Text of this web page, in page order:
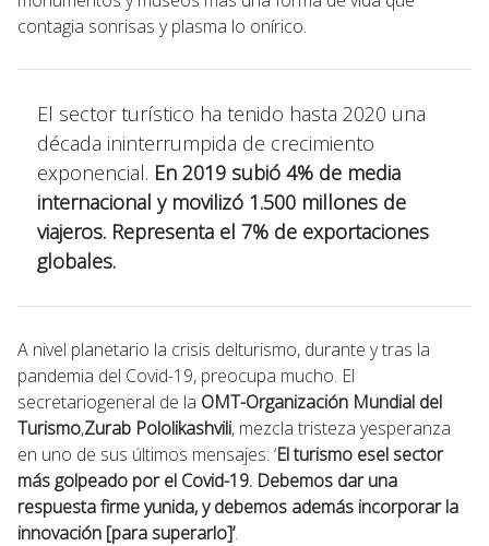
contagia sonrisas y plasma lo onírico.
El sector turístico ha tenido hasta 2020 una
década ininterrumpida de crecimiento
exponencial. En 2019 subió 4% de media
internacional y movilizó 1.500 millones de
viajeros. Representa el 7% de exportaciones
globales.
A nivel planetario la crisis delturismo, durante y tras la
pandemia del Covid-19, preocupa mucho. El
secretariogeneral de la OMT-Organización Mundial del
Turismo,Zurab Pololikashvili, mezcla tristeza yesperanza
en uno de sus últimos mensajes: ‘El turismo esel sector
más golpeado por el Covid-19. Debemos dar una
respuesta firme yunida, y debemos además incorporar la
innovación [para superarlo]’.